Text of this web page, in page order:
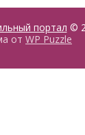
портал ©
от WP Puzzle